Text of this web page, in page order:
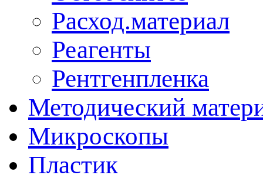
Расход.материал
Реагенты
Рентгенпленка
Методический
Микроскопы
Пластик